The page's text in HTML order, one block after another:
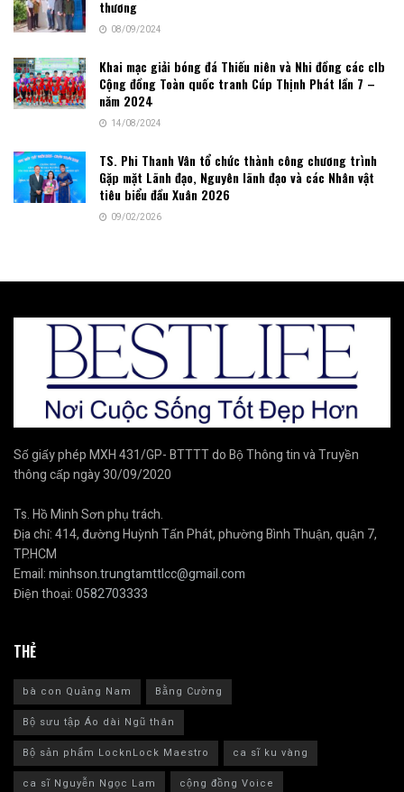
thương
08/09/2024
Khai mạc giải bóng đá Thiếu niên và Nhi đồng các clb
Cộng đồng Toàn quốc tranh Cúp Thịnh Phát lần 7 –
năm 2024
14/08/2024
TS. Phi Thanh Vân tổ chức thành công chương trình
Gặp mặt Lãnh đạo, Nguyên lãnh đạo và các Nhân vật
tiêu biểu đầu Xuân 2026
09/02/2026
Số giấy phép MXH 431/GP- BTTTT do Bộ Thông tin và Truyền
thông cấp ngày 30/09/2020
Ts. Hồ Minh Sơn phụ trách.
Địa chỉ: 414, đường Huỳnh Tấn Phát, phường Bình Thuận, quận 7,
TP.HCM
Email:minhson.trungtamttlcc@gmail.com
Điện thoại:0582703333
THẺ
bà con Quảng Nam
Bằng Cường
Bộ sưu tập Áo dài Ngũ thân
Bộ sản phẩm LocknLock Maestro
ca sĩ ku vàng
ca sĩ Nguyễn Ngọc Lam
cộng đồng Voice